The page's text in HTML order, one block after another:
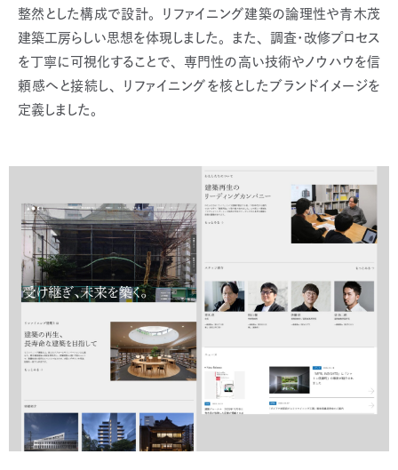
整然とした構成で設計。リファイニング建築の論理性や青木茂
建築工房らしい思想を体現しました。また、調査・改修プロセス
を丁寧に可視化することで、専門性の高い技術やノウハウを信
頼感へと接続し、リファイニングを核としたブランドイメージを
定義しました。